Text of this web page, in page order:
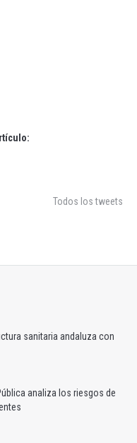
Todos los tweets
sanitaria andaluza con
analiza los riesgos de